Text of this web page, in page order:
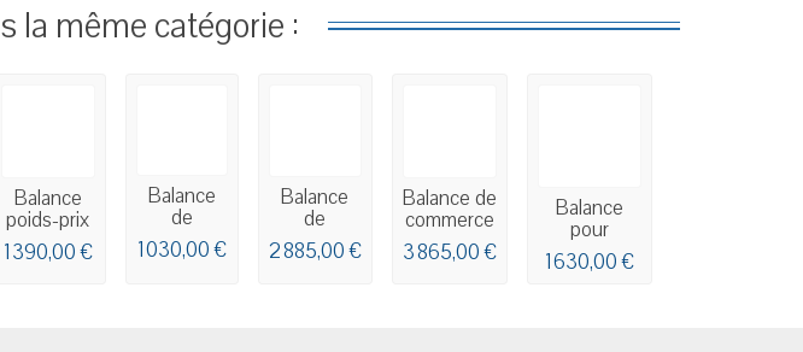
la même catégorie :
Balance
poids-prix
avec
imprimante
1 390,00 €
Balance
de
commerce
tactile
1 030,00 €
Balance
de
commerce
tactile
2 885,00 €
Balance de
commerce
tactile
MARQUES
3 865,00 €
Balance
pour
commerce
avec
1 630,00 €